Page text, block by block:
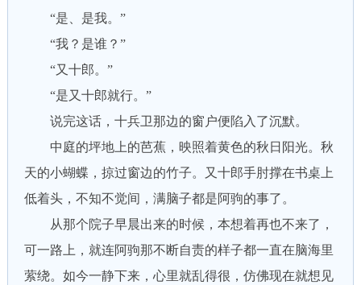
“是、是我。”
“我？是谁？”
“又十郎。”
“是又十郎就行。”
说完这话，十兵卫那边的窗户便陷入了沉默。
中庭的坪地上的芭蕉，映照着黄色的秋日阳光。秋
天的小蝴蝶，掠过窗边的竹子。又十郎手肘撑在书桌上
低着头，不知不觉间，满脑子都是阿驹的事了。
从那个院子早晨出来的时候，本想着再也不来了，
可一路上，就连阿驹那不断自责的样子都一直在脑海里
萦绕。如今一静下来，心里就乱得很，仿佛现在就想见